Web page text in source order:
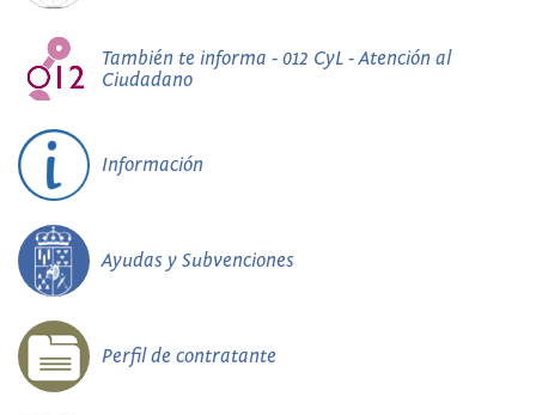
También te informa - 012 CyL - Atención al
Ciudadano
Información
Ayudas y Subvenciones
Perfil de contratante